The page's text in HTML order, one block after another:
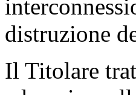
distruzione
Il Titolare